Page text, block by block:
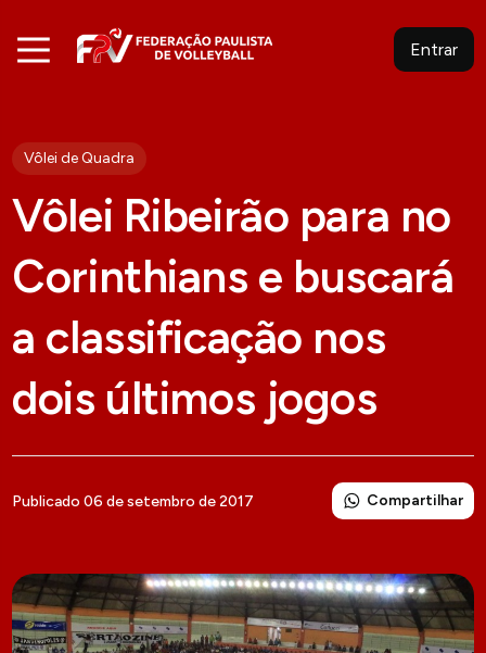
Entrar
Vôlei de Quadra
Vôlei Ribeirão para no
Corinthians e buscará
a classificação nos
dois últimos jogos
Publicado 06 de setembro de 2017 Compartilhar